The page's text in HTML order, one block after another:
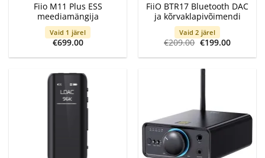
Fiio M11 Plus ESS
meediamängija
Vaid 1 järel
€699.00
FiiO BTR17 Bluetooth DAC
ja kõrvaklapivõimendi
Vaid 2 järel
€209.00 Algne
hind
oli:
€199.00Current
is: